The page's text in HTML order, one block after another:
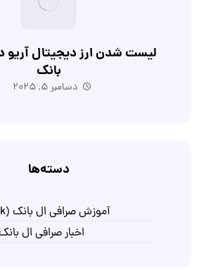
لیست شدن ارز دیجیتال آریو
بانک
دسامبر 5, 2025
دسته‌ها
آموزش صرافی ال بانک (Lbank)
اخبار صرافی ال